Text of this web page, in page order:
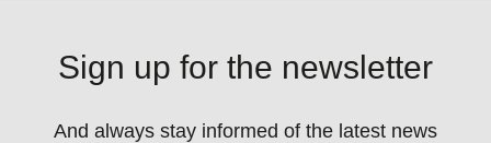
Sign up for the newsletter
And always stay informed of the latest news